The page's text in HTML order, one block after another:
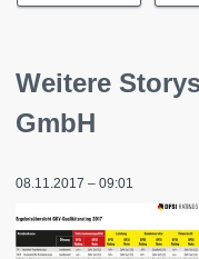
Weitere
GmbH
08.11.2017 – 09:01